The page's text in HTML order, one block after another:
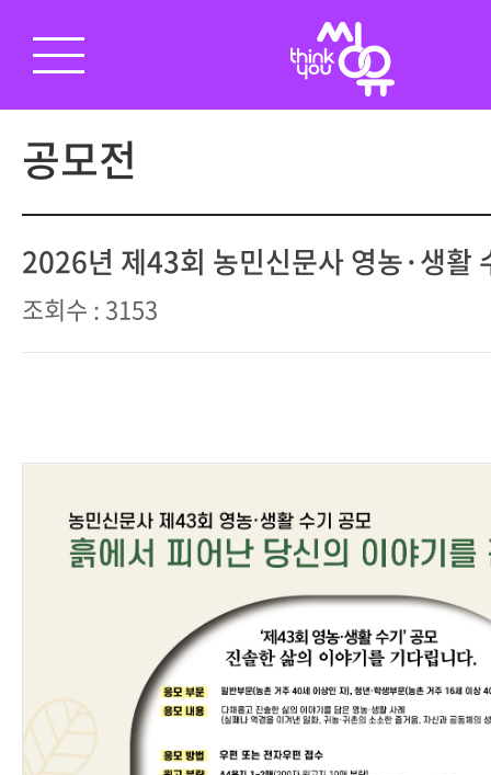
공모전
2026년 제43회 농민신문사 영농·생활
조회수 : 3153